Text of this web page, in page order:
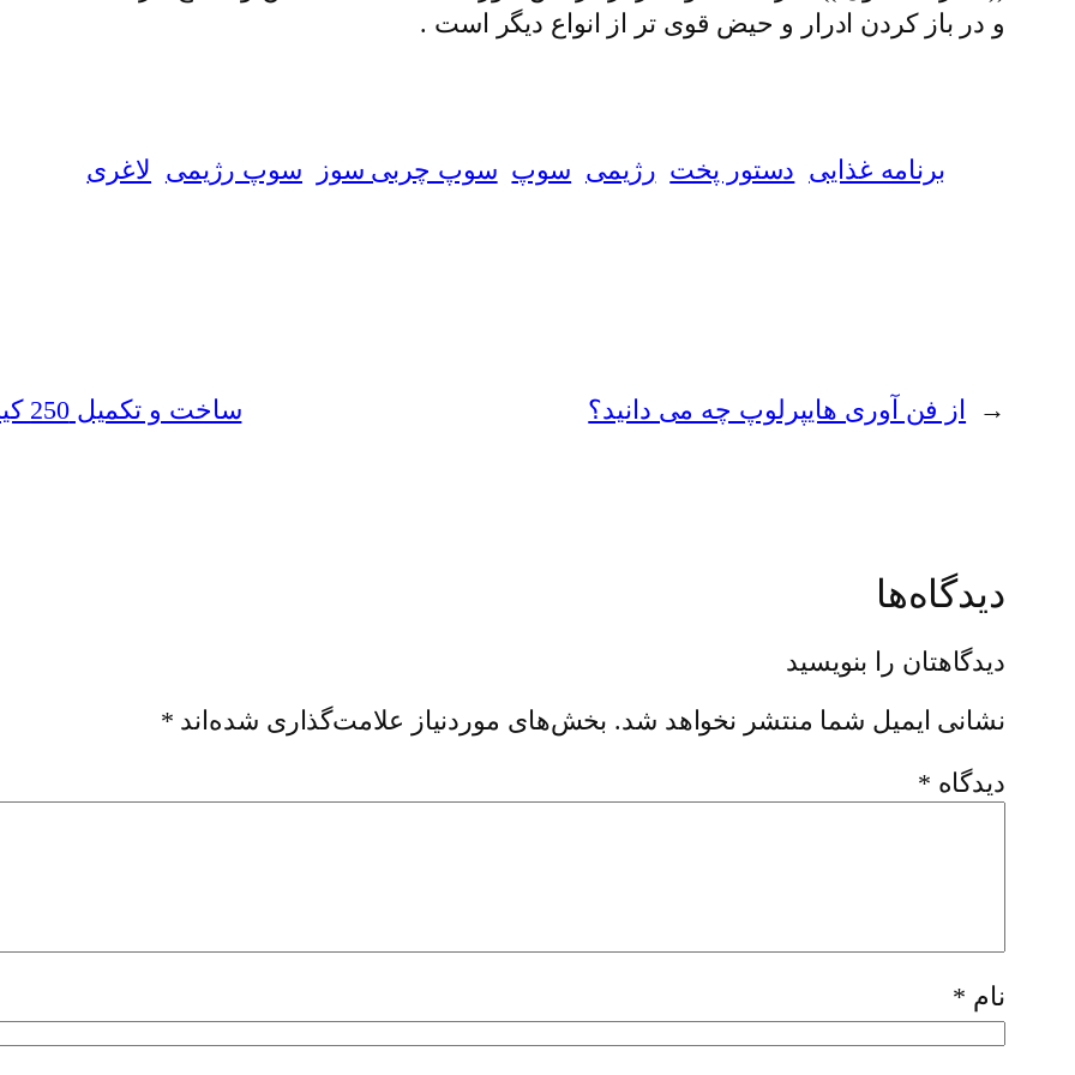
و در باز کردن ادرار و حیض قوى تر از انواع دیگر است .
برنامه غذایی دستور پخت رژیمی سوپ سوپ چربی سوز سوپ رژیمی لاغری
← از فن آوری هایپرلوپ چه می دانید؟ ساخت و تکمیل 250 کیلومتر راه روستایی در 6 ماهه سال جاری
دیدگاه‌ها
دیدگاهتان را بنویسید
نشانی ایمیل شما منتشر نخواهد شد. بخش‌های موردنیاز علامت‌گذاری شده‌اند *
دیدگاه *
نام *